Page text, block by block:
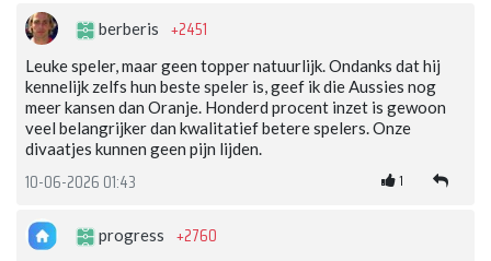
berberis +2451
Leuke speler, maar geen topper natuurlijk. Ondanks dat hij
kennelijk zelfs hun beste speler is, geef ik die Aussies nog
meer kansen dan Oranje. Honderd procent inzet is gewoon
veel belangrijker dan kwalitatief betere spelers. Onze
divaatjes kunnen geen pijn lijden.
10-06-2026 01:43 1
progress +2760